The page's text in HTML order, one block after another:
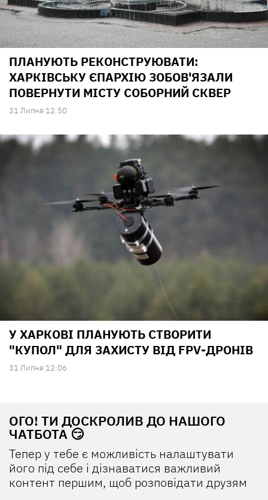
ПЛАНУЮТЬ РЕКОНСТРУЮВАТИ:
ХАРКІВСЬКУ ЄПАРХІЮ ЗОБОВ'ЯЗАЛИ
ПОВЕРНУТИ МІСТУ СОБОРНИЙ СКВЕР
31 Липня 12:50
У ХАРКОВІ ПЛАНУЮТЬ СТВОРИТИ
"КУПОЛ" ДЛЯ ЗАХИСТУ ВІД FPV-ДРОНІВ
31 Липня 12:06
ОГО! ТИ ДОСКРОЛИВ ДО НАШОГО
ЧАТБОТА 😏
Тепер у тебе є можливість налаштувати
його під себе і дізнаватися важливий
контент першим, щоб розповідати друзям